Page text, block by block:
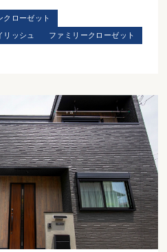
クローゼット
リッシュ ファミリークローゼット